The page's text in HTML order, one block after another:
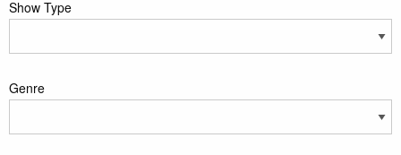
Show Type
Genre